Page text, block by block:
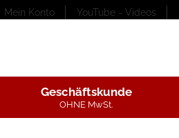
Mein Konto YouTube - Videos
Geschäftskunde
OHNE MwSt.